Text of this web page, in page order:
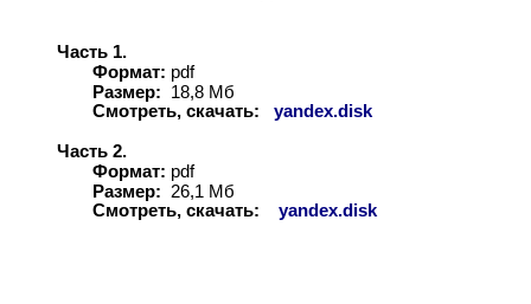
Часть 1.
Формат: pdf
Размер:
18,8 Мб
Смотреть, скачать:
yandex.disk
Часть 2.
Формат: pdf
Размер:
26,1 Мб
Смотреть, скачать:
yandex.disk